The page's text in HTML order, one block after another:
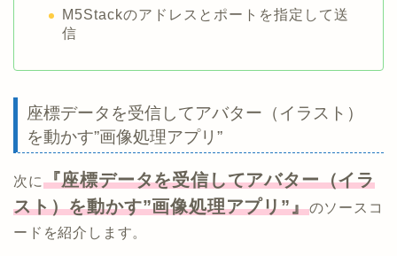
M5Stackのアドレスとポートを指定して送
信
座標データを受信してアバター（イラスト）
を動かす”画像処理アプリ”
次に『座標データを受信してアバター（イラ
スト）を動かす”画像処理アプリ”』のソースコ
ードを紹介します。